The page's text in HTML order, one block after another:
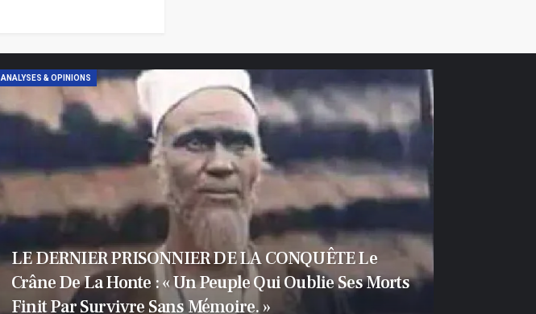
ANALYSES & OPINIONS
LE DERNIER PRISONNIER DE LA CONQUÊTE Le
Crâne De La Honte : « Un Peuple Qui Oublie Ses Morts
Finit Par Survivre Sans Mémoire. »